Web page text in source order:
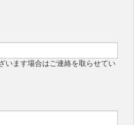
います場合はご連絡を取らせてい